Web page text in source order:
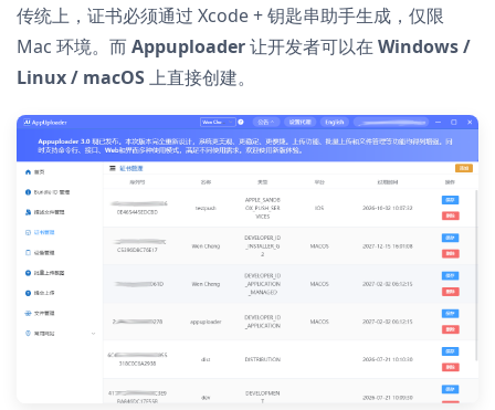
传统上，证书必须通过 Xcode + 钥匙串助手生成，仅限
Mac 环境。而 Appuploader让开发者可以在 Windows /
Linux / macOS上直接创建。